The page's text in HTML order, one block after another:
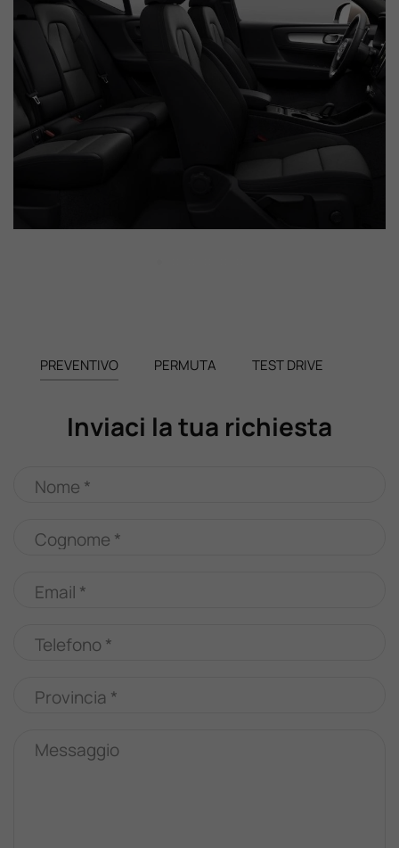
PREVENTIVO PERMUTA TEST DRIVE
Inviaci la tua richiesta
Nome *
Cognome *
Email *
Telefono *
Provincia *
Messaggio